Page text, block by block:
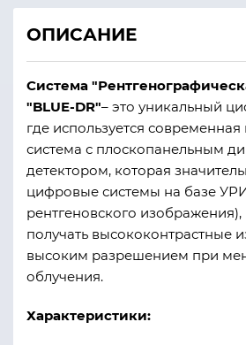
ОПИСАНИЕ
Система
"BLUE-DR"– это уникальный
где используется
система с плоскопанельным
детектором, которая
цифровые системы на базе
рентгеновского изображения),
получать высококонтрастные
высоким разрешением при
облучения.
Характеристики: